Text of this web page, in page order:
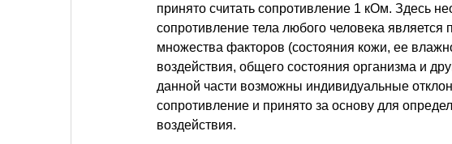
принято считать сопротивление 1 кОм. Здесь
сопротивление тела любого человека
множества факторов (состояния кожи, ее
воздействия, общего состояния организма и
данной части возможны индивидуальные
сопротивление и принято за основу для
воздействия.